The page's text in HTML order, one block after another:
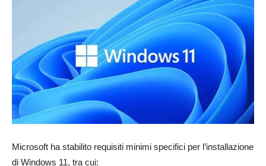
Microsoft ha stabilito requisiti minimi specifici per l’installazione
di Windows 11, tra cui: